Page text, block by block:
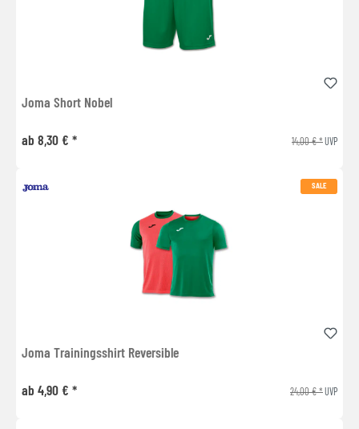
Joma Short Nobel
ab 8,30 € * 14,00 € *UVP
SALE
Joma Trainingsshirt Reversible
ab 4,90 € * 24,00 € *UVP